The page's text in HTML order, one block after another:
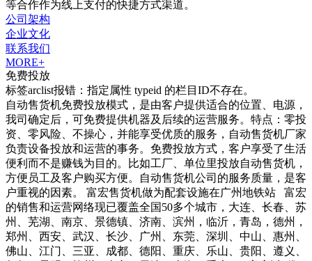
等合作作为线上支付的快捷方式渠道。
公司架构
企业文化
联系我们
MORE+
免费投放
标签arclist报错：指定属性 typeid 的栏目ID不存在。
自动售货机免费投放模式，是由客户提供适合的位置、电源，
我司确定后，可免费提供机器及后续的运营服务。特点：零投
资、零风险、不操心，并能享受优质的服务，自动售货机厂家
负责设备投放和运营的事务。免费投放方式，客户享受了生活
便利而不是赚钱为目的。比如工厂、单位里投放自动售货机，
方便员工及客户购买方便。自动售货机公司的服务质量，是客
户重视的因素。 富宏售货机做为配套设施在广州地铁站 富宏
的销售和运营网络现已覆盖全国50多个城市，大连、长春、苏
州、芜湖、南京、景德镇、济南、滨州，临沂，青岛，德州，
郑州、西安、武汉、长沙、广州、东莞、深圳、中山、惠州、
佛山、江门、三亚、成都、德阳、重庆、乐山、贵阳、遵义、